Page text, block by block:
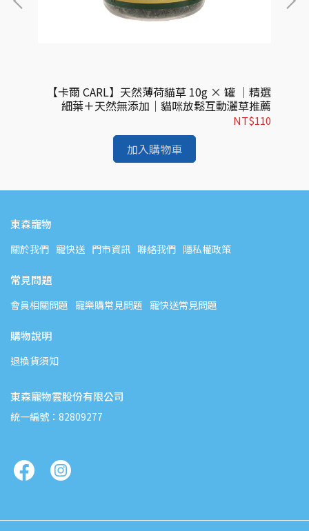
【卡爾 CARL】天然薄荷貓草 10g × 罐 ｜精選
細葉＋天然無添加｜貓咪放鬆互動灑草推薦
NT$110
加入購物車
東森寵物
關於我們 寵快送 門市資訊 聯絡我們 隱私權政策
常見問題
會員相關問題 寵樂購常見問題 寵快送常見問題
購物說明
退換貨須知
東森寵物雲股份有限公司
統一編號：82809277